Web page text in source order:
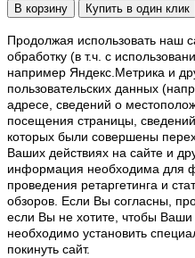
В корзину Купить в один клик
Продолжая использовать наш
обработку (в т.ч. с
например Яндекс.Метрика и
пользовательских данных
адресе, сведений о
посещения страницы,
которых были совершены
Ваших действиях на сайте и
информация необходима для
проведения ретаргетинга и
обзоров. Если Вы согласны,
если Вы не хотите, чтобы
необходимо установить
покинуть сайт.